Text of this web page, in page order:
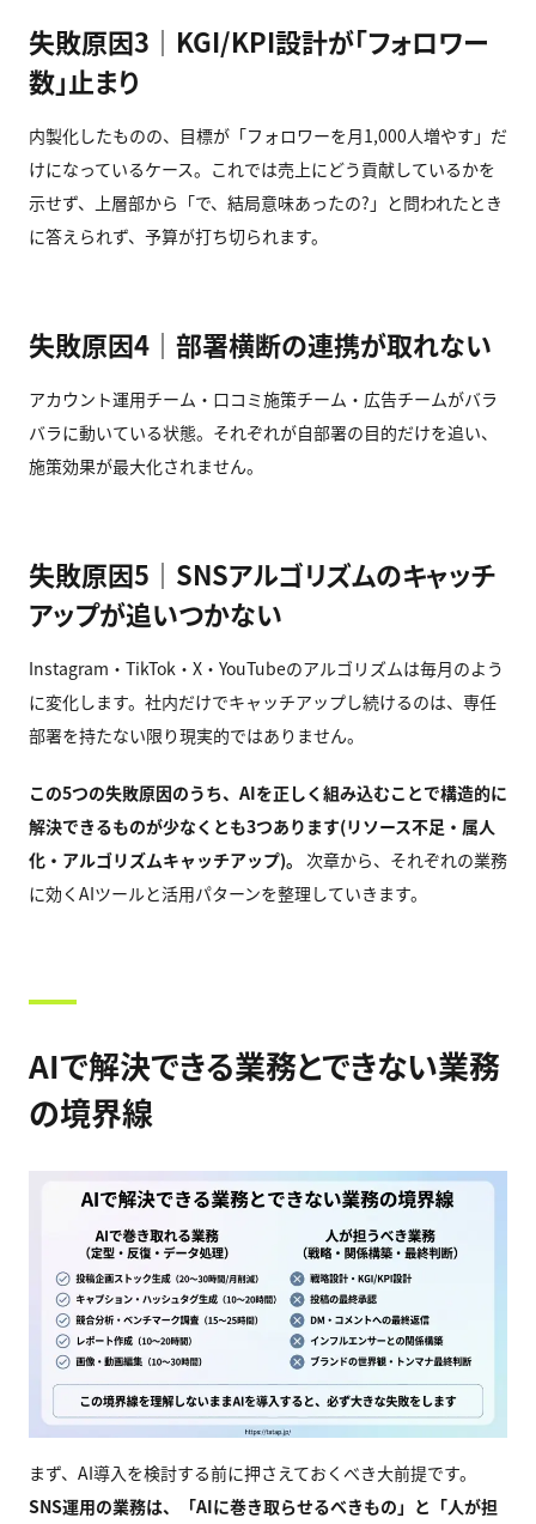
失敗原因3｜KGI/KPI設計が「フォロワー
数」止まり
内製化したものの、目標が「フォロワーを月1,000人増やす」だ
けになっているケース。これでは売上にどう貢献しているかを
示せず、上層部から「で、結局意味あったの?」と問われたとき
に答えられず、予算が打ち切られます。
失敗原因4｜部署横断の連携が取れない
アカウント運用チーム・口コミ施策チーム・広告チームがバラ
バラに動いている状態。それぞれが自部署の目的だけを追い、
施策効果が最大化されません。
失敗原因5｜SNSアルゴリズムのキャッチ
アップが追いつかない
Instagram・TikTok・X・YouTubeのアルゴリズムは毎月のよう
に変化します。社内だけでキャッチアップし続けるのは、専任
部署を持たない限り現実的ではありません。
この5つの失敗原因のうち、AIを正しく組み込むことで構造的に
解決できるものが少なくとも3つあります(リソース不足・属人
化・アルゴリズムキャッチアップ)。 次章から、それぞれの業務
に効くAIツールと活用パターンを整理していきます。
AIで解決できる業務とできない業務
の境界線
まず、AI導入を検討する前に押さえておくべき大前提です。
SNS運用の業務は、「AIに巻き取らせるべきもの」と「人が担